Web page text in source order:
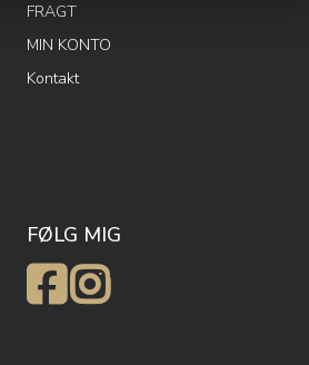
FRAGT
MIN KONTO
Kontakt
FØLG MIG